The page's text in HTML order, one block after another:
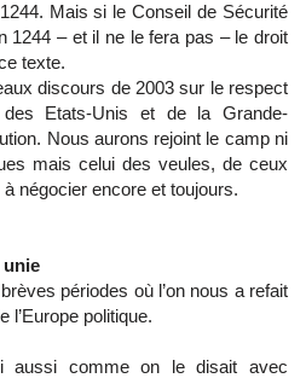
Mais si le Conseil de Sécurité
1244 – et il ne le fera pas – le droit
texte.
discours de 2003 sur le respect
Etats-Unis et de la Grande-
Nous aurons rejoint le camp ni
mais celui des veules, de ceux
négocier encore et toujours.
unie
périodes où l’on nous a refait
l’Europe politique.
aussi comme on le disait avec